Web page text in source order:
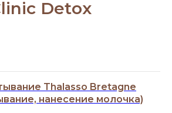
Detox
Thalasso Bretagne
нанесение молочка)